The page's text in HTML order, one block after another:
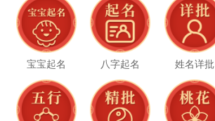
宝宝起名 八字起名 姓名详批